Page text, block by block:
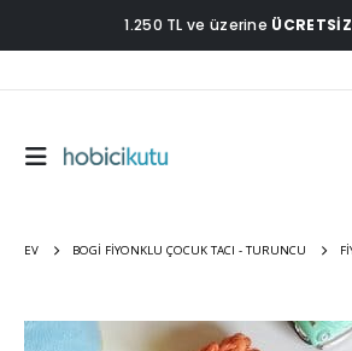
1.250 TL ve üzerine
EV BOGI FIYONKLU ÇOCUK TACI - TURUNCU